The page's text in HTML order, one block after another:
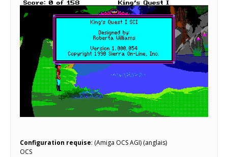
Configuration requise: (Amiga OCS AGI) (anglais)
OCS